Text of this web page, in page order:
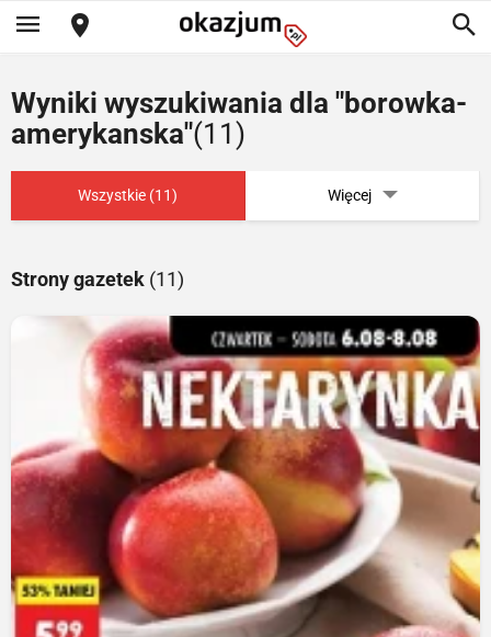
Wyniki wyszukiwania dla "borowka-
amerykanska"(11)
Wszystkie (11) Więcej
Strony gazetek (11)